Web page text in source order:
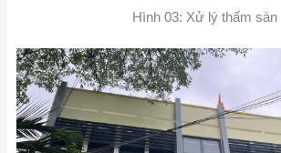
Hình 03: Xử lý thấm sàn